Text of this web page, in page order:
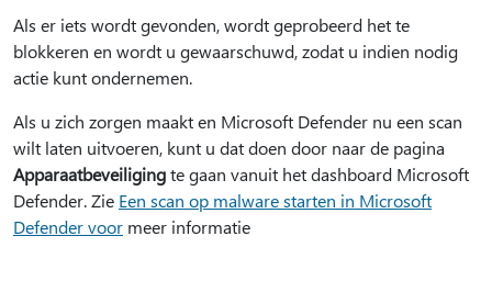
Als er iets wordt gevonden, wordt geprobeerd het te
blokkeren en wordt u gewaarschuwd, zodat u indien nodig
actie kunt ondernemen.
Als u zich zorgen maakt en Microsoft Defender nu een scan
wilt laten uitvoeren, kunt u dat doen door naar de pagina
Apparaatbeveiligingte gaan vanuit het dashboard Microsoft
Defender. Zie Een scan op malware starten in Microsoft
Defender voor meer informatie